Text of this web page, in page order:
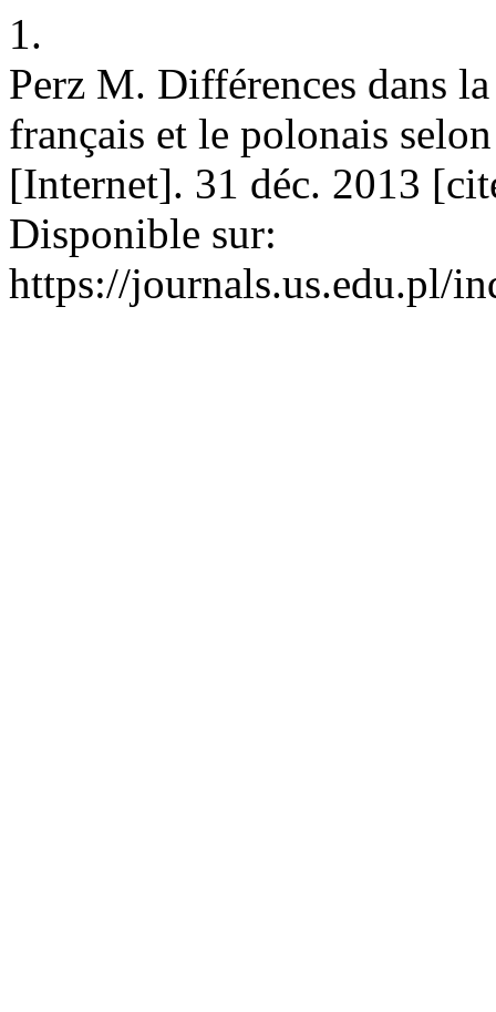
1.
Perz M. Différences dans
français et le polonais
[Internet]. 31 déc. 2013
Disponible sur:
https://journals.us.edu.pl/